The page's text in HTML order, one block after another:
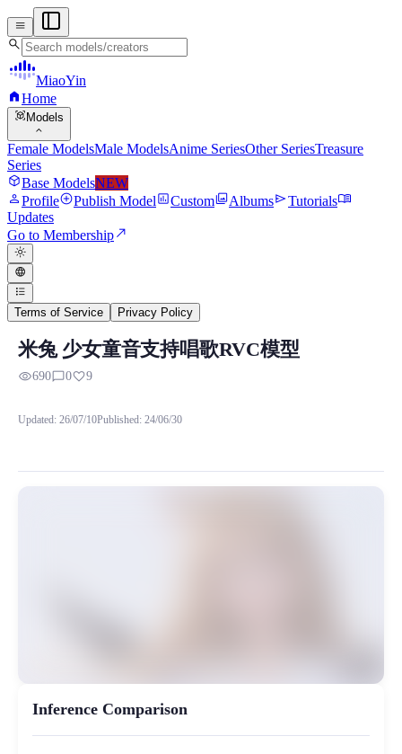
menu
search
MiaoYin
homeHome
view_in_ar Models
expand_more
Female ModelsMale ModelsAnime SeriesOther SeriesTreasure
Series
deployed_codeBase ModelsNEW
personProfileadd_circlePublish ModelassessmentCustomphoto_libraryAlbumssendTutorialsmenu_book
Updates
Go to Membershipnorth_east
light_mode
language
format_list_bulleted
Terms of Service Privacy Policy
RVC RVC Voice Model
训练这个米兔的时候很意外，有20%的音色偏向于小团团这个
rvc, 下载, 女声, 少女音, 模型, 童音, 米兔, 精品
米兔 少女童音支持唱歌RVC模型
visibility690chat_bubble_outline0favorite9
Updated: 26/07/10Published: 24/06/30
Inference Comparison